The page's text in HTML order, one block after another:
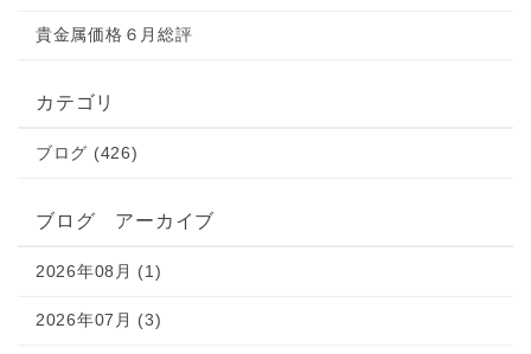
貴金属価格６月総評
カテゴリ
ブログ (426)
ブログ アーカイブ
2026年08月 (1)
2026年07月 (3)